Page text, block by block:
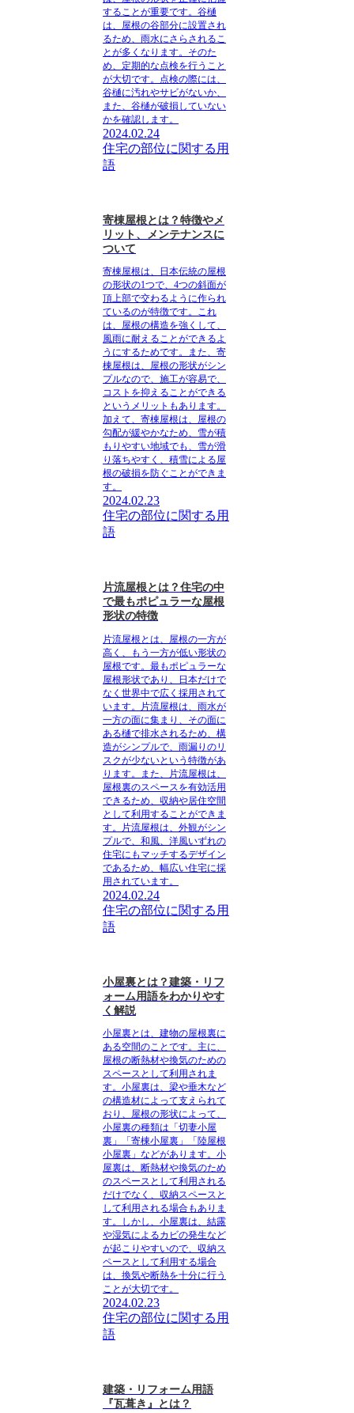
することが重要です。谷樋
は、屋根の谷部分に設置され
るため、雨水にさらされるこ
とが多くなります。そのた
め、定期的な点検を行うこと
が大切です。点検の際には、
谷樋に汚れやサビがないか、
また、谷樋が破損していない
かを確認します。
2024.02.24
住宅の部位に関する用
語
寄棟屋根とは？特徴やメ
リット、メンテナンスに
ついて
寄棟屋根は、日本伝統の屋根
の形状の1つで、4つの斜面が
頂上部で交わるように作られ
ているのが特徴です。これ
は、屋根の構造を強くして、
風雨に耐えることができるよ
うにするためです。また、寄
棟屋根は、屋根の形状がシン
プルなので、施工が容易で、
コストを抑えることができる
というメリットもあります。
加えて、寄棟屋根は、屋根の
勾配が緩やかなため、雪が積
もりやすい地域でも、雪が滑
り落ちやすく、積雪による屋
根の破損を防ぐことができま
す。
2024.02.23
住宅の部位に関する用
語
片流屋根とは？住宅の中
で最もポピュラーな屋根
形状の特徴
片流屋根とは、屋根の一方が
高く、もう一方が低い形状の
屋根です。最もポピュラーな
屋根形状であり、日本だけで
なく世界中で広く採用されて
います。片流屋根は、雨水が
一方の面に集まり、その面に
ある樋で排水されるため、構
造がシンプルで、雨漏りのリ
スクが少ないという特徴があ
ります。また、片流屋根は、
屋根裏のスペースを有効活用
できるため、収納や居住空間
として利用することができま
す。片流屋根は、外観がシン
プルで、和風、洋風いずれの
住宅にもマッチするデザイン
であるため、幅広い住宅に採
用されています。
2024.02.24
住宅の部位に関する用
語
小屋裏とは？建築・リフ
ォーム用語をわかりやす
く解説
小屋裏とは、建物の屋根裏に
ある空間のことです。主に、
屋根の断熱材や換気のための
スペースとして利用されま
す。小屋裏は、梁や垂木など
の構造材によって支えられて
おり、屋根の形状によって、
小屋裏の種類は「切妻小屋
裏」「寄棟小屋裏」「陸屋根
小屋裏」などがあります。小
屋裏は、断熱材や換気のため
のスペースとして利用される
だけでなく、収納スペースと
して利用される場合もありま
す。しかし、小屋裏は、結露
や湿気によるカビの発生など
が起こりやすいので、収納ス
ペースとして利用する場合
は、換気や断熱を十分に行う
ことが大切です。
2024.02.23
住宅の部位に関する用
語
建築・リフォーム用語
『瓦葺き』とは？